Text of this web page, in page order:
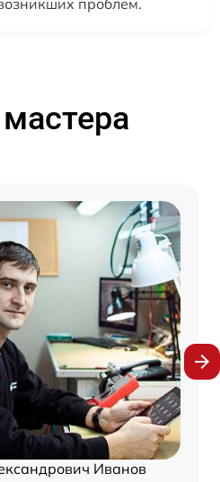
проблем.
Иванов